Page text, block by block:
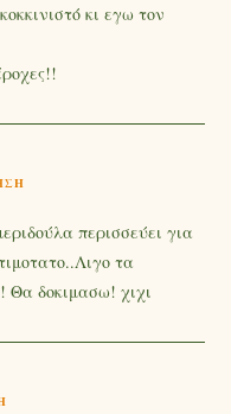
κι εγω τον
περισσεύει για
τα
Θα δοκιμασω! χιχι